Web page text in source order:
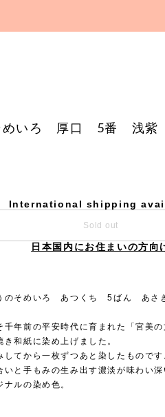
めいろ 厚口 5番 浅紫
International shipping
Sold out
日本国内にお住まいの方向
のそめいろ あつくち 5ばん あさき
千年前の平安時代に育まれた「宮美
き和紙に染め上げました。
してから一枚ずつあと染したものです
いと手もみの生み出す濃淡が味わい深
ルの染め色。